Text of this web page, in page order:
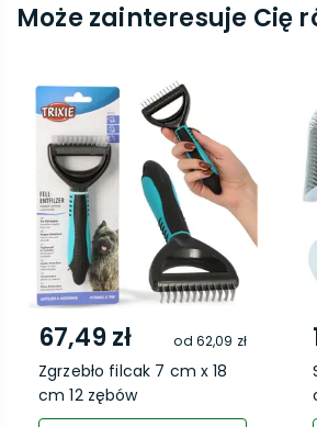
Może zainteresuje Cię
67,49 zł od 62,09 zł
Zgrzebło filcak 7 cm x 18
cm 12 zębów